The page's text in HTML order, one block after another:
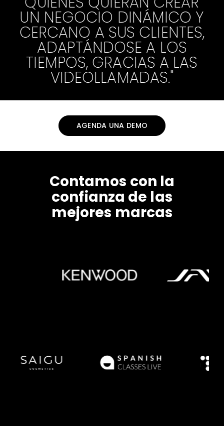
UN NEGOCIO DINÁMICO Y
CERCANO A SUS CLIENTES,
ADAPTÁNDOSE A LOS
TIEMPOS, GRACIAS A LAS
VIDEOLLAMADAS."
AGENDA UNA DEMO
Contamos con la
confianza de las
mejores marcas